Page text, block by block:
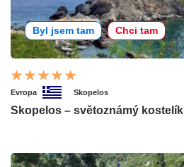
Byl jsem tam Chci tam
Evropa Skopelos
Skopelos – světoznámý kostelík